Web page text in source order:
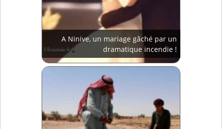
A Ninive, un mariage gâché par un
dramatique incendie !